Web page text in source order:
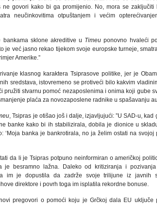
ne govori kako bi ga promijenio. No, mora se
neučinkovitima otpuštanjem i većim
bankama sklone akreditive u Timeu ponovno hvaleći
je već jasno rekao tijekom svoje europske turneje,
Amerike.”
klasnog karaktera Tsiprasove politike, jer je
sredstava, istovremeno se protiveći bilo kakvim
pružiti stvarnu pomoć nezaposlenima i onima koji gube
plaća za novozaposlene radnike u spašavanju
, Tsipras je otišao još i dalje, izjavljujući: ”U SAD-u,
banke kako bi ih stabilizirala, dobila je dionice u
‘Moja banka je bankrotirala, no ja želim ostati na
da li je Tsipras potpuno neinformiran o američkoj
je besramno lažna. Daleko od kritiziranja i
im je dopustila da zadrže svoje trilijune iz javnih
direktore i povrh toga im isplatila rekordne bonuse.
pregovori o pomoći koju je Grčkoj dala EU uključe